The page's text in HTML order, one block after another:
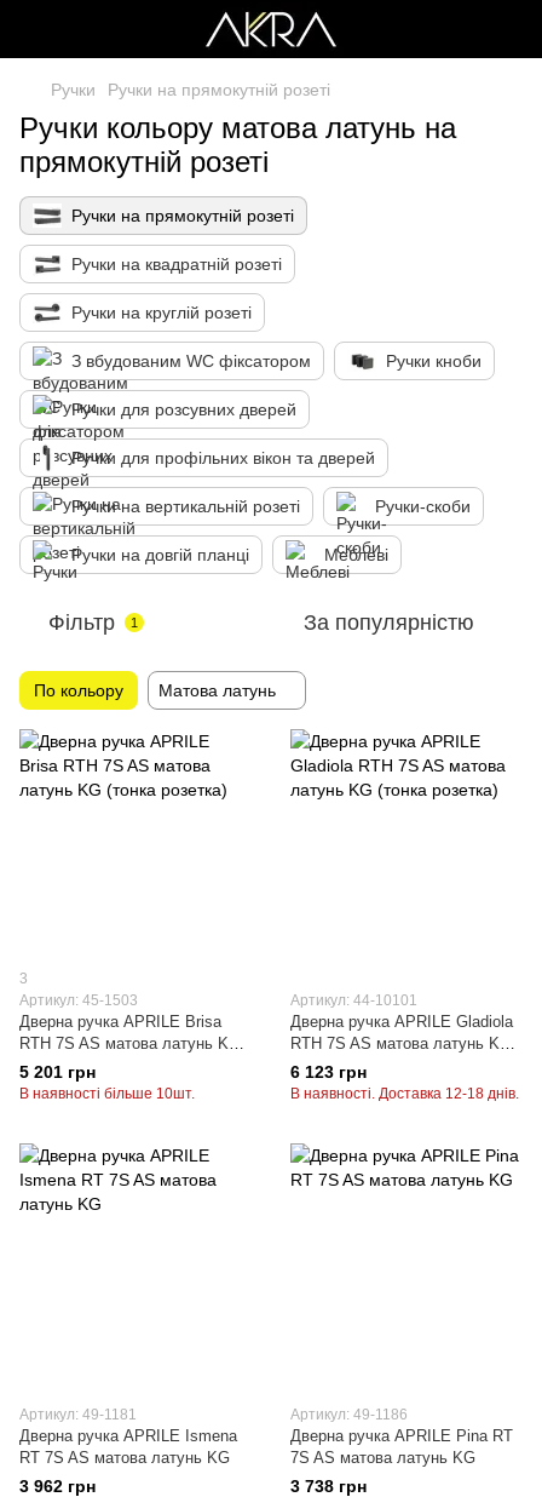
Ручки Ручки на прямокутній розеті
Ручки кольору матова латунь на
прямокутній розеті
Ручки на прямокутній розеті
Ручки на квадратній розеті
Ручки на круглій розеті
З вбудованим WC фіксатором Ручки кноби
Ручки для розсувних дверей
Ручки для профільних вікон та дверей
Ручки на вертикальній розеті Ручки-скоби
Ручки на довгій планці Меблеві
Фільтр 1 За популярністю
По кольору Матова латунь
3
Артикул: 45-1503
Дверна ручка APRILE Brisa
RTH 7S AS матова латунь KG
(тонка розетка)
5 201 грн
В наявності більше 10шт.
Артикул: 44-10101
Дверна ручка APRILE Gladiola
RTH 7S AS матова латунь KG
(тонка розетка)
6 123 грн
В наявності. Доставка 12-18 днів.
Артикул: 49-1181
Дверна ручка APRILE Ismena
RT 7S AS матова латунь KG
3 962 грн
Артикул: 49-1186
Дверна ручка APRILE Pina RT
7S AS матова латунь KG
3 738 грн